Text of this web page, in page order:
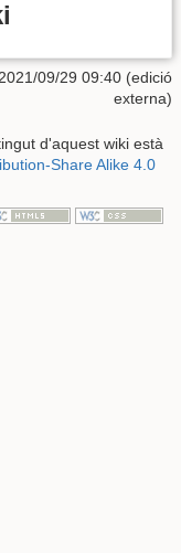
09/29 09:40 (edició
externa)
d'aquest wiki està
Share Alike 4.0